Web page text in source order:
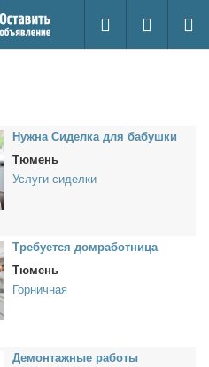
Поиск
Вход на
Нуж­на Си­дел­ка для ба­буш­ки
Тюмень
Услуги сиделки
Тре­бу­ет­ся дом­ра­бот­ни­ца
Тюмень
Горничная
Де­мон­таж­ные ра­бо­ты